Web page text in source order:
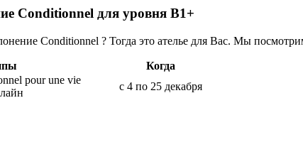
Conditionnel для уровня B1+
Conditionnel ? Тогда это ателье для Вас. Мы
Когда
pour une vie
с 4 по 25 декабря